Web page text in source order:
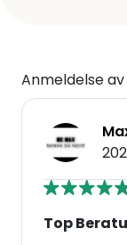
Anmeldelse av
Top